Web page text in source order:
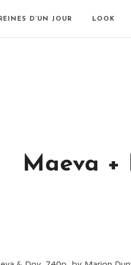
REINES D’UN JOUR LOOK
Maeva +